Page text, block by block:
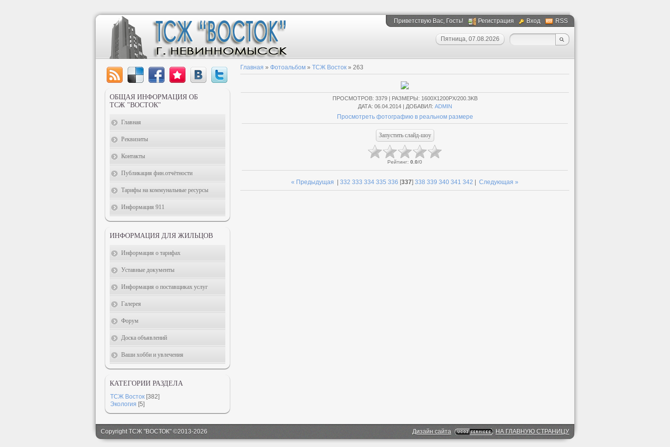
Приветствую Вас, Гость! Регистрация Вход RSS
Пятница, 07.08.2026
Главная » Фотоальбом » ТСЖ Восток » 263
ПРОСМОТРОВ: 3379 | РАЗМЕРЫ: 1600X1200PX/200.3KB
ДАТА: 06.04.2014 | ДОБАВИЛ: ADMIN
Просмотреть фотографию в реальном размере
Рейтинг: 0.0/0
« Предыдущая 332 333 334 335 336 [337] 338 339 340 341 342 Следующая »
ОБЩАЯ ИНФОРМАЦИЯ ОБ
ТСЖ "ВОСТОК"
Главная
Реквизиты
Контакты
Публикация фин.отчётности
Тарифы на коммунальные ресурсы
Информация 911
ИНФОРМАЦИЯ ДЛЯ ЖИЛЬЦОВ
Информация о тарифах
Уставные документы
Информация о поставщиках услуг
Галерея
Форум
Доска объявлений
Ваши хобби и увлечения
КАТЕГОРИИ РАЗДЕЛА
ТСЖ Восток [382]
Экология [5]
Copyright ТСЖ "ВОСТОК" ©2013-2026 Дизайн сайта НА ГЛАВНУЮ СТРАНИЦУ